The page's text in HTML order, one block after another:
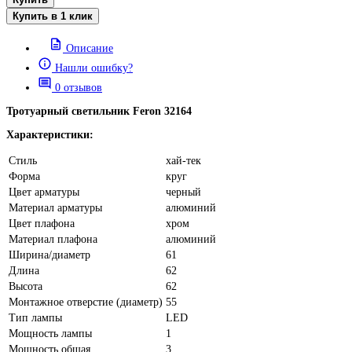
Купить в 1 клик
Описание
Нашли ошибку?
0 отзывов
Тротуарный светильник Feron 32164
Характеристики:
Стиль
хай-тек
Форма
круг
Цвет арматуры
черный
Материал арматуры
алюминий
Цвет плафона
хром
Материал плафона
алюминий
Ширина/диаметр
61
Длина
62
Высота
62
Монтажное отверстие (диаметр) 55
Тип лампы
LED
Мощность лампы
1
Мощность общая
3